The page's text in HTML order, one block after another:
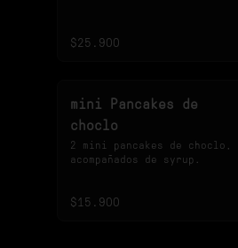
$25.900
mini Pancakes de
choclo
2 mini pancakes de choclo,
acompañados de syrup.
$15.900